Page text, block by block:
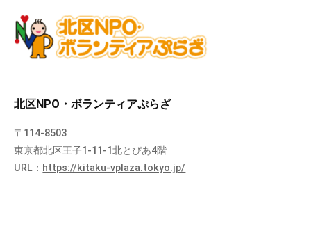
北区NPO・ボランティアぷらざ
〒114-8503
東京都北区王子1-11-1北とぴあ4階
URL： https://kitaku-vplaza.tokyo.jp/